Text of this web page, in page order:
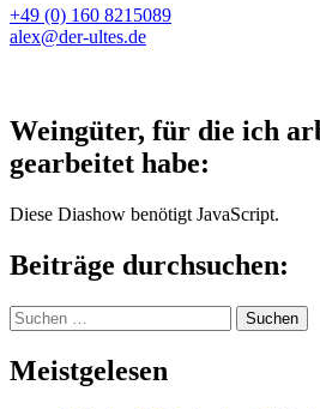
+49 (0) 160 8215089
alex@der-ultes.de
Weingüter, für die ich
gearbeitet habe:
Diese Diashow benötigt JavaScript.
Beiträge durchsuchen:
Suchen
nach:
Meistgelesen